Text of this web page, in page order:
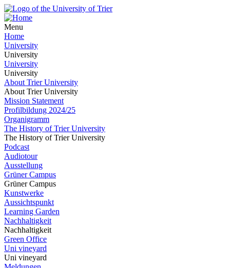
Menu
Home
University
University
University
University
About Trier University
About Trier University
Mission Statement
Profilbildung 2024/25
Organigramm
The History of Trier University
The History of Trier University
Podcast
Audiotour
Ausstellung
Grüner Campus
Grüner Campus
Kunstwerke
Aussichtspunkt
Learning Garden
Nachhaltigkeit
Nachhaltigkeit
Green Office
Uni vineyard
Uni vineyard